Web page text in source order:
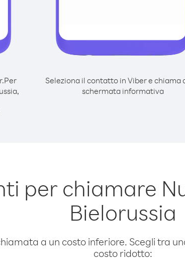
Per
Seleziona il contatto in Viber e chiama
schermata informativa
per chiamare
Bielorussia
a un costo inferiore. Scegli tra
costo ridotto: